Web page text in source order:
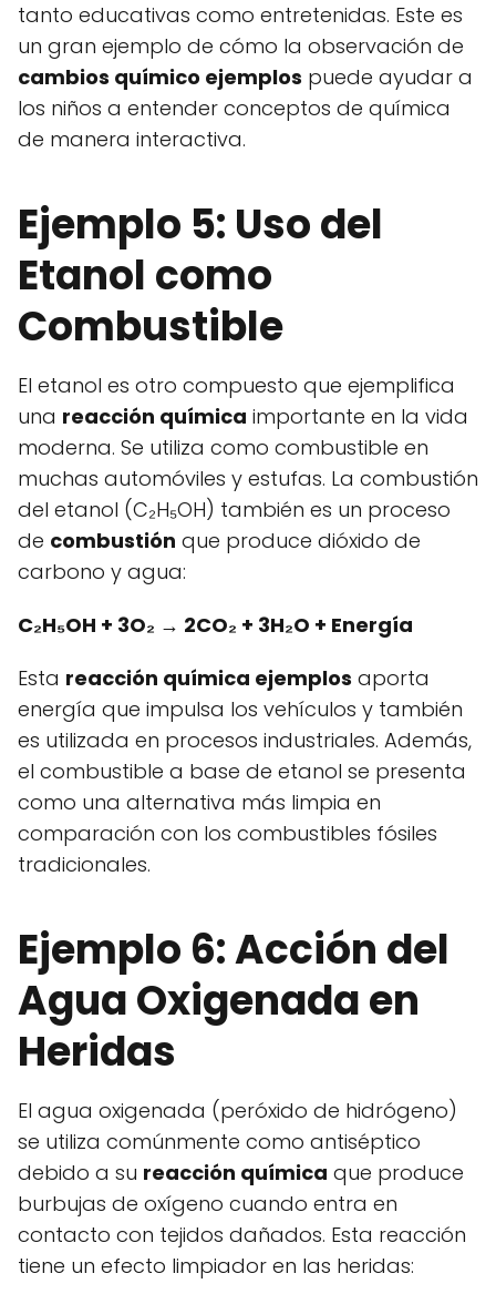
tanto educativas como entretenidas. Este es
un gran ejemplo de cómo la observación de
cambios químico ejemplos puede ayudar a
los niños a entender conceptos de química
de manera interactiva.
Ejemplo 5: Uso del
Etanol como
Combustible
El etanol es otro compuesto que ejemplifica
una reacción química importante en la vida
moderna. Se utiliza como combustible en
muchas automóviles y estufas. La combustión
del etanol (C₂H₅OH) también es un proceso
de combustión que produce dióxido de
carbono y agua:
C₂H₅OH + 3O₂ → 2CO₂ + 3H₂O + Energía
Esta reacción química ejemplos aporta
energía que impulsa los vehículos y también
es utilizada en procesos industriales. Además,
el combustible a base de etanol se presenta
como una alternativa más limpia en
comparación con los combustibles fósiles
tradicionales.
Ejemplo 6: Acción del
Agua Oxigenada en
Heridas
El agua oxigenada (peróxido de hidrógeno)
se utiliza comúnmente como antiséptico
debido a su reacción química que produce
burbujas de oxígeno cuando entra en
contacto con tejidos dañados. Esta reacción
tiene un efecto limpiador en las heridas: